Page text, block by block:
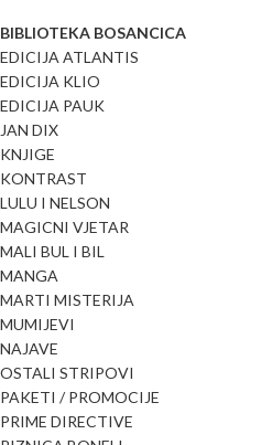
BIBLIOTEKA BOSANCICA
EDICIJA ATLANTIS
EDICIJA KLIO
EDICIJA PAUK
JAN DIX
KNJIGE
KONTRAST
LULU I NELSON
MAGICNI VJETAR
MALI BUL I BIL
MANGA
MARTI MISTERIJA
MUMIJEVI
NAJAVE
OSTALI STRIPOVI
PAKETI / PROMOCIJE
PRIME DIRECTIVE